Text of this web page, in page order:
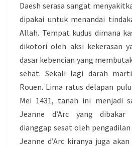
Daesh serasa sangat
dipakai untuk menandai
Allah. Tempat kudus dimana
dikotori oleh aksi kekerasan
dasar kebencian yang
sehat. Sekali lagi darah
Rouen. Lima ratus delapan
Mei 1431, tanah ini menjadi
Jeanne d’Arc yang dibakar
dianggap sesat oleh
Jeanne d’Arc kiranya juga